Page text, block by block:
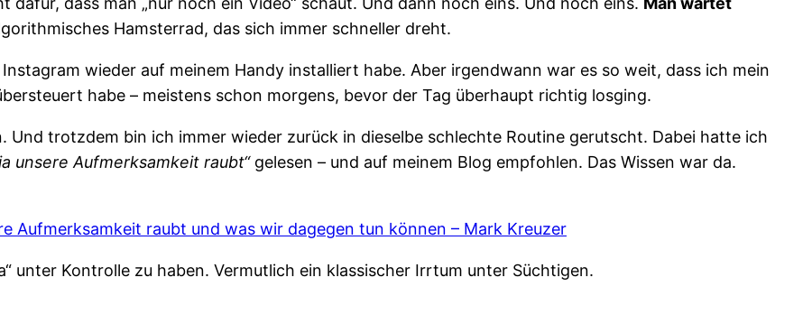
Hamsterrad, das sich immer schneller dreht.
wieder auf meinem Handy installiert habe. Aber irgendwann war es so weit, dass ich mein
habe – meistens schon morgens, bevor der Tag überhaupt richtig losging.
Und trotzdem bin ich immer wieder zurück in dieselbe schlechte Routine gerutscht. Dabei hatte ich
unsere Aufmerksamkeit raubt“gelesen – und auf meinem Blog empfohlen. Das Wissen war da.
Aufmerksamkeit raubt und was wir dagegen tun können – Mark Kreuzer
unter Kontrolle zu haben. Vermutlich ein klassischer Irrtum unter Süchtigen.